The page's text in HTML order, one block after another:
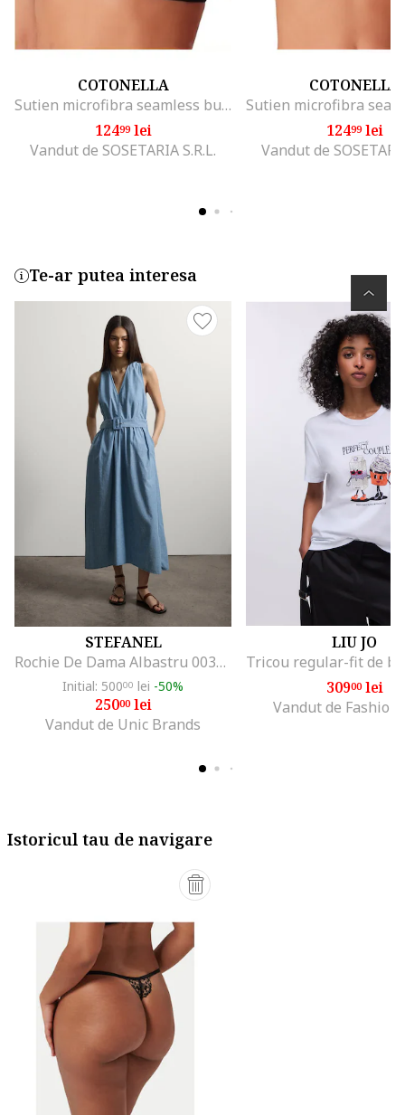
COTONELLA
Sutien microfibra seamless buretat fara sarme ADC16, Negru
12499lei
Vandut de SOSETARIA S.R.L.
COTONELLA
12499lei
Vandut de
Te-ar putea interesa
STEFANEL
Rochie De Dama Albastru 003570963
Initial: 50000 lei -50%
25000lei
Vandut de Unic Brands
LIU JO
30900lei
Vandut de Fashion
Istoricul tau de navigare